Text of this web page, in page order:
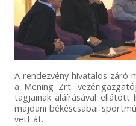
A rendezvény hivatalos záró
a Mening Zrt.
tagjainak aláírásával
majdani békéscsabai
vett át.